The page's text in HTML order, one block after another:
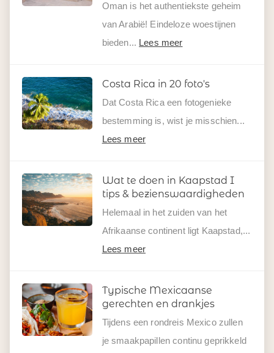
Oman is het authentiekste geheim
van Arabië! Eindeloze woestijnen
bieden... Lees meer
Costa Rica in 20 foto's
Dat Costa Rica een fotogenieke
bestemming is, wist je misschien...
Lees meer
Wat te doen in Kaapstad I
tips & bezienswaardigheden
Helemaal in het zuiden van het
Afrikaanse continent ligt Kaapstad,...
Lees meer
Typische Mexicaanse
gerechten en drankjes
Tijdens een rondreis Mexico zullen
je smaakpapillen continu geprikkeld